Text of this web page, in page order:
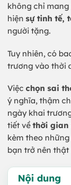
không chỉ
hiện sự tinh tế,
người tặng.
Tuy nhiên, có
trương vào thời
Việc chọn sai
ý nghĩa, thậm
ngày khai
tiết về thời gian
kèm theo
bạn trở nên thật
Nội dung